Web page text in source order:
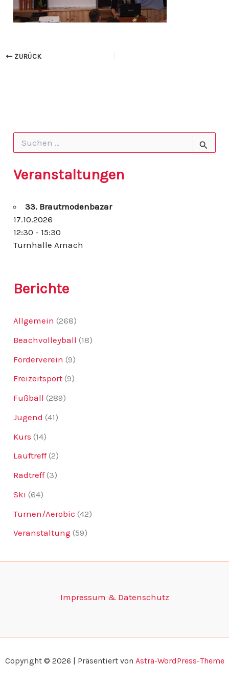
ZURÜCK
h
e
a
c
h
Veranstaltungen
33. Brautmodenbazar
17.10.2026
12:30 - 15:30
Turnhalle Arnach
Berichte
Allgemein (268)
Beachvolleyball (18)
Förderverein (9)
Freizeitsport (9)
Fußball (289)
Jugend (41)
Kurs (14)
Lauftreff(2)
Radtreff(3)
Ski (64)
Turnen/Aerobic (42)
Veranstaltung (59)
Impressum & Datenschutz
Copyright © 2026 | Präsentiert von Astra-WordPress-Theme